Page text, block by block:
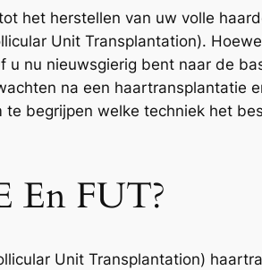
het herstellen van uw volle
Unit Transplantation).
nu nieuwsgierig bent naar de
na een haartransplantatie
begrijpen welke techniek het
En FUT?
Unit Transplantation)